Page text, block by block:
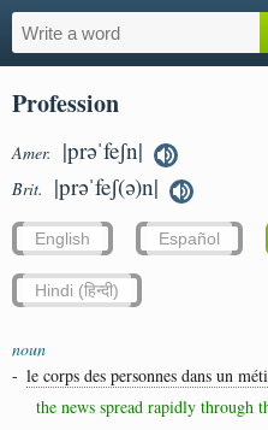
Profession
Amer. |prəˈfeʃn|
Brit. |prəˈfeʃ(ə)n|
English Español
Hindi (हिन्दी)
noun
- le corps des personnes dans un
the news spread rapidly through